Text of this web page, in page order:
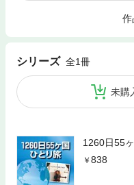
作
シリーズ 全1冊
未購
1260日55
838